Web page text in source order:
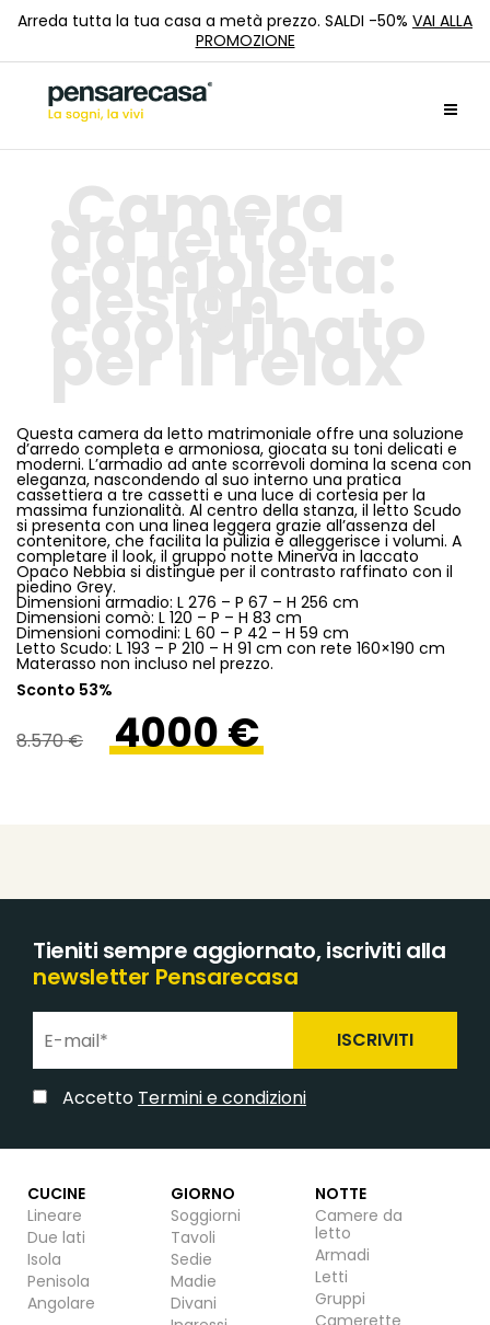
Arreda tutta la tua casa a metà prezzo. SALDI -50% VAI ALLA
PROMOZIONE
Camera
da letto
completa:
design
coordinato
per il relax
Questa camera da letto matrimoniale offre una soluzione
d’arredo completa e armoniosa, giocata su toni delicati e
moderni. L’armadio ad ante scorrevoli domina la scena con
eleganza, nascondendo al suo interno una pratica
cassettiera a tre cassetti e una luce di cortesia per la
massima funzionalità. Al centro della stanza, il letto Scudo
si presenta con una linea leggera grazie all’assenza del
contenitore, che facilita la pulizia e alleggerisce i volumi. A
completare il look, il gruppo notte Minerva in laccato
Opaco Nebbia si distingue per il contrasto raffinato con il
piedino Grey.
Dimensioni armadio: L 276 – P 67 – H 256 cm
Dimensioni comò: L 120 – P – H 83 cm
Dimensioni comodini: L 60 – P 42 – H 59 cm
Letto Scudo: L 193 – P 210 – H 91 cm con rete 160×190 cm
Materasso non incluso nel prezzo.
Sconto 53%
8.570 € 4000 €
Tieniti sempre aggiornato, iscriviti alla
newsletter Pensarecasa
ISCRIVITI
Accetto Termini e condizioni
CUCINE
Lineare
Due lati
Isola
Penisola
Angolare
GIORNO
Soggiorni
Tavoli
Sedie
Madie
Divani
NOTTE
Camere da
letto
Armadi
Letti
Gruppi
Camerette